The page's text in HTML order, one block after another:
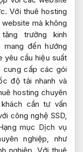
Với thuê hosting
mà không
trưởng kinh
mang đến hướng
yêu cầu hiệu suất
cung cấp các gói
độ tải nhanh và
hosting chuyên
cần tư vấn
công nghệ SSD,
mục Dịch vụ
nghiệp, như